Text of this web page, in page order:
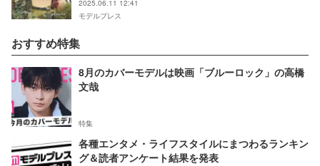
2025.06.11 12:41
モデルプレス
おすすめ特集
8月のカバーモデルは映画「ブルーロック」の高橋
文哉
特集
各種エンタメ・ライフスタイルにまつわるランキン
グ＆読者アンケート結果を発表